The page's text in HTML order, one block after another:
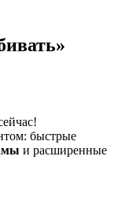
быстрые
и расширенные